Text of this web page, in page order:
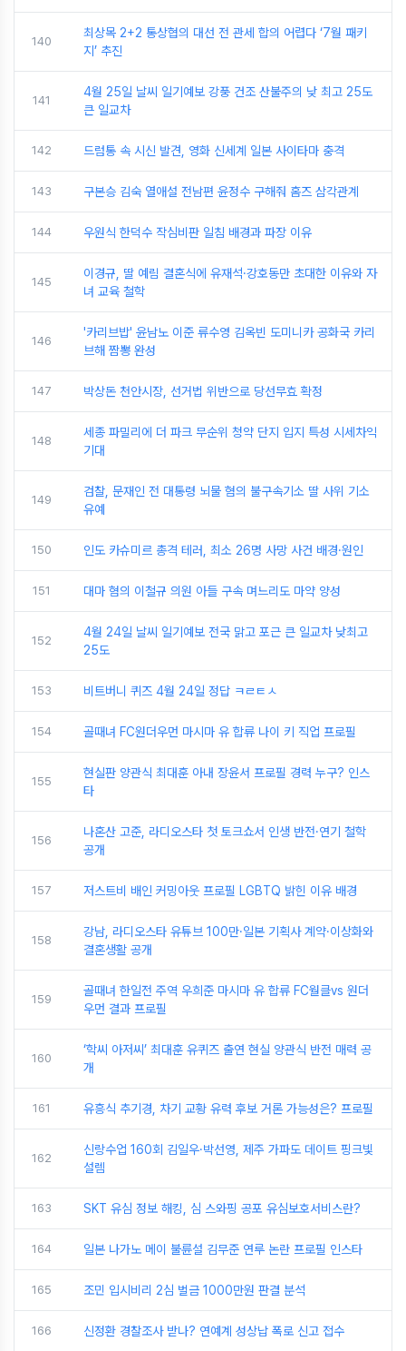
140
최상목 2+2 통상협의 대선 전 관세 합의 어렵다 ‘7월 패키
지’ 추진
141
4월 25일 날씨 일기예보 강풍 건조 산불주의 낮 최고 25도
큰 일교차
142 드럼통 속 시신 발견, 영화 신세계 일본 사이타마 충격
143 구본승 김숙 열애설 전남편 윤정수 구해줘 홈즈 삼각관계
144 우원식 한덕수 작심비판 일침 배경과 파장 이유
145
이경규, 딸 예림 결혼식에 유재석·강호동만 초대한 이유와 자
녀 교육 철학
146
'카리브밥' 윤남노 이준 류수영 김옥빈 도미니카 공화국 카리
브해 짬뽕 완성
147 박상돈 천안시장, 선거법 위반으로 당선무효 확정
148
세종 파밀리에 더 파크 무순위 청약 단지 입지 특성 시세차익
기대
149
검찰, 문재인 전 대통령 뇌물 혐의 불구속기소 딸 사위 기소
유예
150 인도 카슈미르 총격 테러, 최소 26명 사망 사건 배경·원인
151 대마 혐의 이철규 의원 아들 구속 며느리도 마약 양성
152
4월 24일 날씨 일기예보 전국 맑고 포근 큰 일교차 낮최고
25도
153 비트버니 퀴즈 4월 24일 정답 ㅋㄹㅌㅅ
154 골때녀 FC원더우먼 마시마 유 합류 나이 키 직업 프로필
155
현실판 양관식 최대훈 아내 장윤서 프로필 경력 누구? 인스
타
156
나혼산 고준, 라디오스타 첫 토크쇼서 인생 반전·연기 철학
공개
157 저스트비 배인 커밍아웃 프로필 LGBTQ 밝힌 이유 배경
158
강남, 라디오스타 유튜브 100만·일본 기획사 계약·이상화와
결혼생활 공개
159
골때녀 한일전 주역 우희준 마시마 유 합류 FC월클vs 원더
우먼 결과 프로필
160
‘학씨 아저씨’ 최대훈 유퀴즈 출연 현실 양관식 반전 매력 공
개
161 유흥식 추기경, 차기 교황 유력 후보 거론 가능성은? 프로필
162
신랑수업 160회 김일우·박선영, 제주 가파도 데이트 핑크빛
설렘
163 SKT 유심 정보 해킹, 심 스와핑 공포 유심보호서비스란?
164 일본 나가노 메이 불륜설 김무준 연루 논란 프로필 인스타
165 조민 입시비리 2심 벌금 1000만원 판결 분석
166 신정환 경찰조사 받나? 연예계 성상납 폭로 신고 접수